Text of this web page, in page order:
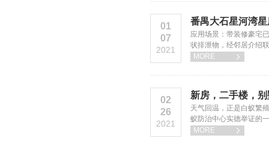
01
07
2021
番禺大石星河湾
应用场景：带装修豪宅
状排泄物，经邻居介绍
治效果：经过7天后的
MORE 
02
26
2021
新房，二手楼，
天气回温，正是白蚁繁
蚁防治中心实德举证的
MORE
